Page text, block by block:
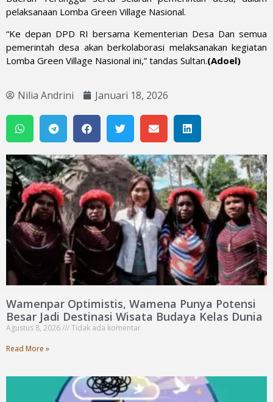
pelaksanaan Lomba Green Village Nasional.
“Ke depan DPD RI bersama Kementerian Desa Dan semua
pemerintah desa akan berkolaborasi melaksanakan kegiatan
Lomba Green Village Nasional ini,” tandas Sultan.(Adoel)
Nilia Andrini Januari 18, 2026
Wamenpar Optimistis, Wamena Punya Potensi
Besar Jadi Destinasi Wisata Budaya Kelas Dunia
Agustus 8, 2026
Tidak ada komentar
Read More »